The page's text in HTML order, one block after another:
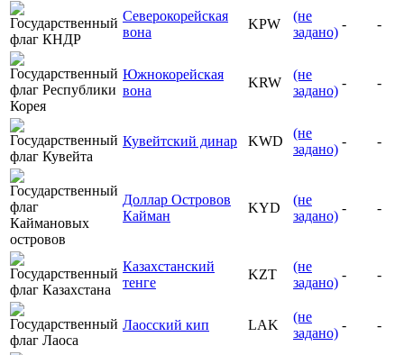
Северокорейская
вона
KPW
(не
задано)
- -
Южнокорейская
вона
KRW
(не
задано)
- -
Кувейтский динар KWD
(не
задано)
- -
Доллар Островов
Кайман
KYD
(не
задано)
- -
Казахстанский
тенге
KZT
(не
задано)
- -
Лаосский кип LAK
(не
задано)
- -